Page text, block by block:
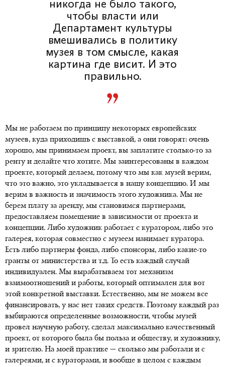
никогда не было такого,
чтобы власти или
Департамент культуры
вмешивались в политику
музея в том смысле, какая
картина где висит. И это
правильно.
Мы не работаем по принципу некоторых европейских
музеев, куда приходишь с выставкой, а они говорят: очень
хорошо, мы принимаем проект, вы заплатите столько-то за
ренту и делайте что хотите. Мы заинтересованы в каждом
проекте, который делаем, потому что мы как музей верим,
что это важно, это укладывается в нашу концепцию. И мы
верим в важность и значимость этого художника. Мы не
берем плату за аренду, мы становимся партнерами,
предоставляем помещение в зависимости от проекта и
концепции. Либо художник работает с куратором, либо это
галерея, которая совместно с музеем нанимает куратора.
Есть либо партнеры фонда, либо спонсоры, либо какие-то
гранты от министерства и т.д. То есть каждый случай
индивидуален. Мы вырабатываем тот механизм
взаимоотношений и работы, который оптимален для вот
этой конкретной выставки. Естественно, мы не можем все
финансировать, у нас нет таких средств. Поэтому каждый раз
выбираются определенные возможности, чтобы музей
провел научную работу, сделал максимально качественный
проект, от которого была бы польза и обществу, и художнику,
и зрителю. На моей практике — сколько мы работали и с
галереями, и с кураторами, и вообще в целом с каждым